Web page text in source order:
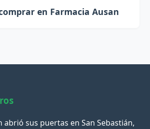
en Farmacia Ausan
abrió sus puertas en San Sebastián,